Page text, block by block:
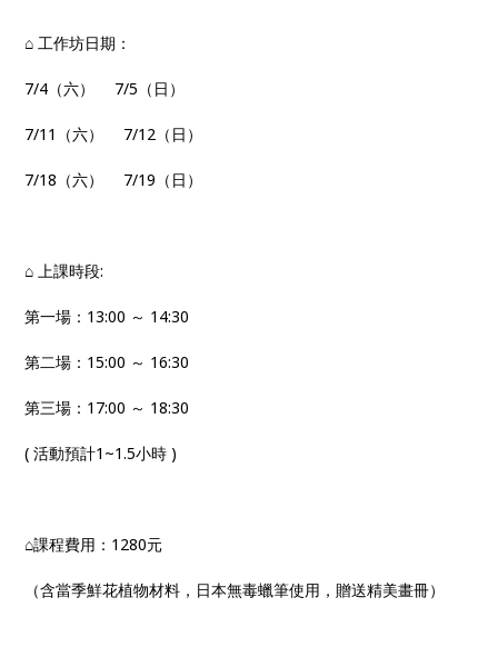
⌂ 工作坊日期：
7/4（六） 7/5（日）
7/11（六） 7/12（日）
7/18（六） 7/19（日）
⌂ 上課時段:
第一場：13:00 ～ 14:30
第二場：15:00 ～ 16:30
第三場：17:00 ～ 18:30
( 活動預計1~1.5小時 )
⌂課程費用：1280元
（含當季鮮花植物材料，日本無毒蠟筆使用，贈送精美畫冊）